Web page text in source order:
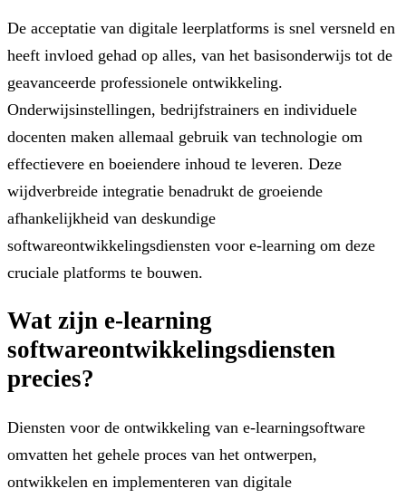
De acceptatie van digitale leerplatforms is snel versneld en
heeft invloed gehad op alles, van het basisonderwijs tot de
geavanceerde professionele ontwikkeling.
Onderwijsinstellingen, bedrijfstrainers en individuele
docenten maken allemaal gebruik van technologie om
effectievere en boeiendere inhoud te leveren. Deze
wijdverbreide integratie benadrukt de groeiende
afhankelijkheid van deskundige
softwareontwikkelingsdiensten voor e-learning om deze
cruciale platforms te bouwen.
Wat zijn e-learning
softwareontwikkelingsdiensten
precies?
Diensten voor de ontwikkeling van e-learningsoftware
omvatten het gehele proces van het ontwerpen,
ontwikkelen en implementeren van digitale